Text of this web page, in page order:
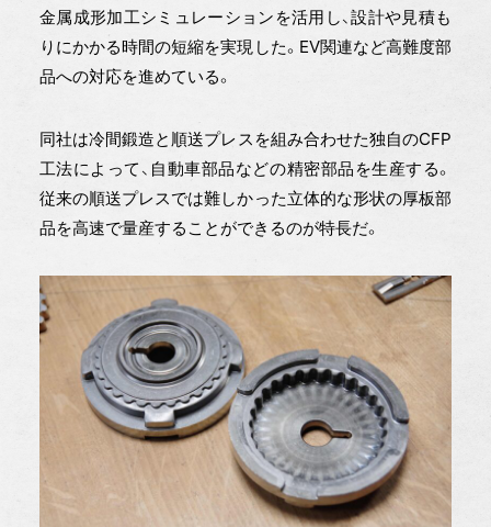
金属成形加工シミュレーションを活用し、設計や見積も
りにかかる時間の短縮を実現した。EV関連など高難度部
品への対応を進めている。
同社は冷間鍛造と順送プレスを組み合わせた独自のCFP
工法によって、自動車部品などの精密部品を生産する。
従来の順送プレスでは難しかった立体的な形状の厚板部
品を高速で量産することができるのが特長だ。